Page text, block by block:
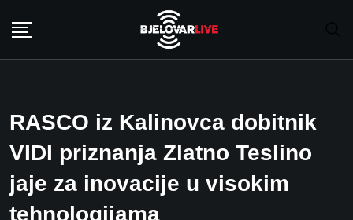
RASCO iz Kalinovca dobitnik
VIDI priznanja Zlatno Teslino
jaje za inovacije u visokim
tehnologijama